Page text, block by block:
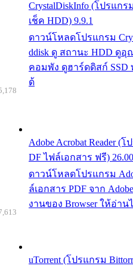
CrystalDiskInfo (โปรแกร
เช็ค HDD) 9.9.1
ดาวน์โหลดโปรแกรม
ddisk ดู สถานะ HDD ดู
คอมพัง ดูฮาร์ดดิสก์ SSD
ด้
Adobe Acrobat Reader
DF ไฟล์เอกสาร ฟรี)
ดาวน์โหลดโปรแกรม
ล์เอกสาร PDF จาก
งานของ Browser ให้อ่าน
uTorrent (โปรแกรม